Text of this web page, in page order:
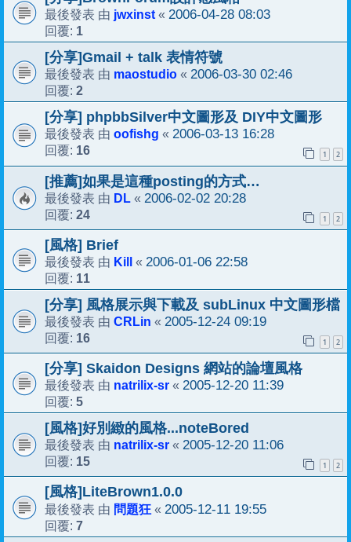
最後發表 由 jwxinst« 2006-04-28 08:03
回覆: 1
[分享]Gmail + talk 表情符號
最後發表 由 maostudio « 2006-03-30 02:46
回覆: 2
[分享] phpbbSilver中文圖形及 DIY中文圖形
最後發表 由 oofishg « 2006-03-13 16:28
回覆: 16 1 2
[推薦]如果是這種posting的方式…
最後發表 由 DL « 2006-02-02 20:28
回覆: 24 1 2
[風格] Brief
最後發表 由 Kill « 2006-01-06 22:58
回覆: 11
[分享] 風格展示與下載及 subLinux 中文圖形檔
最後發表 由 CRLin « 2005-12-24 09:19
回覆: 16 1 2
[分享] Skaidon Designs 網站的論壇風格
最後發表 由 natrilix-sr « 2005-12-20 11:39
回覆: 5
[風格]好別緻的風格...noteBored
最後發表 由 natrilix-sr « 2005-12-20 11:06
回覆: 15 1 2
[風格]LiteBrown1.0.0
最後發表 由 問題狂 « 2005-12-11 19:55
回覆: 7